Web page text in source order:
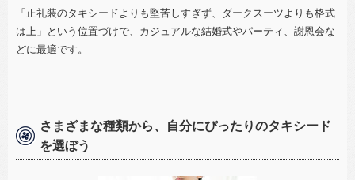
「正礼装のタキシードよりも堅苦しすぎず、ダークスーツよりも格式
は上」という位置づけで、カジュアルな結婚式やパーティ、謝恩会な
どに最適です。
さまざまな種類から、自分にぴったりのタキシード
を選ぼう